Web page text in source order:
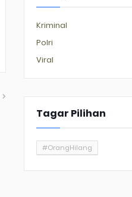
Kriminal
Polri
Viral
Tagar Pilihan
#OrangHilang